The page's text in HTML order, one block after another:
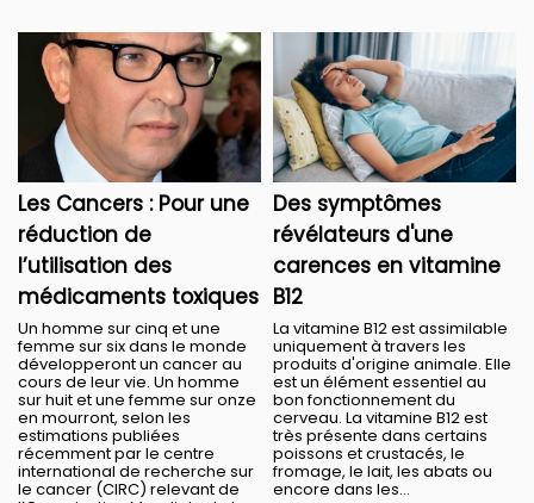
Les Cancers : Pour une
réduction de
l’utilisation des
médicaments toxiques
Un homme sur cinq et une
femme sur six dans le monde
développeront un cancer au
cours de leur vie. Un homme
sur huit et une femme sur onze
en mourront, selon les
estimations publiées
récemment par le centre
international de recherche sur
le cancer (CIRC) relevant de
Des symptômes
révélateurs d'une
carences en vitamine
B12
La vitamine B12 est assimilable
uniquement à travers les
produits d'origine animale. Elle
est un élément essentiel au
bon fonctionnement du
cerveau. La vitamine B12 est
très présente dans certains
poissons et crustacés, le
fromage, le lait, les abats ou
encore dans les...